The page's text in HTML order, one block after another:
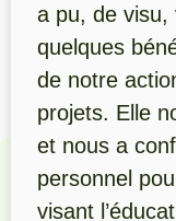
a pu, de visu,
quelques
de notre
projets. Elle
et nous a
personnel
visant